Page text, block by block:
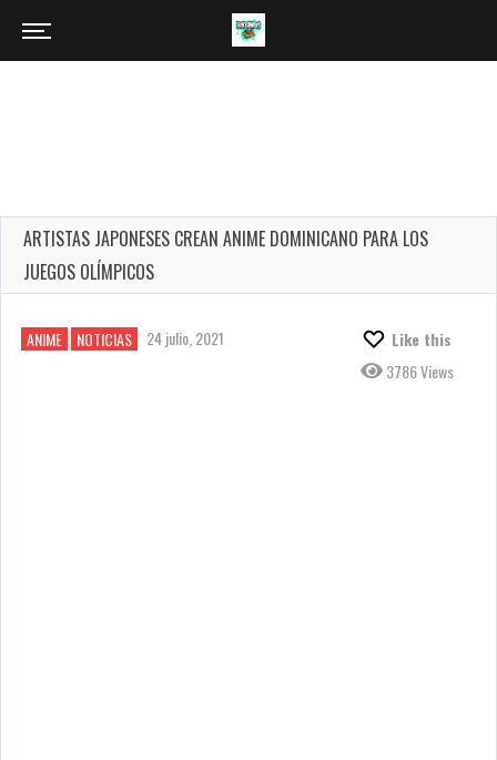
ARTISTAS JAPONESES CREAN ANIME DOMINICANO PARA LOS
JUEGOS OLÍMPICOS
ANIME NOTICIAS 24 julio, 2021
Like this
3786 Views